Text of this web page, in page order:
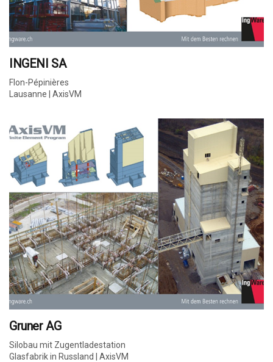
INGENI SA
Flon-Pépinières
Lausanne | AxisVM
Gruner AG
Silobau mit Zugentladestation
Glasfabrik in Russland | AxisVM